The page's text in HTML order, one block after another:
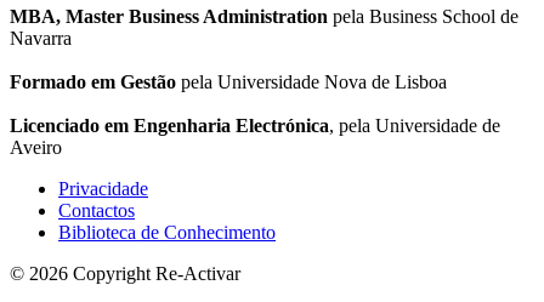
MBA, Master Business Administration pela Business School de
Navarra
Formado em Gestão pela Universidade Nova de Lisboa
Licenciado em Engenharia Electrónica, pela Universidade de
Aveiro
Privacidade
Contactos
Biblioteca de Conhecimento
© 2026 Copyright Re-Activar